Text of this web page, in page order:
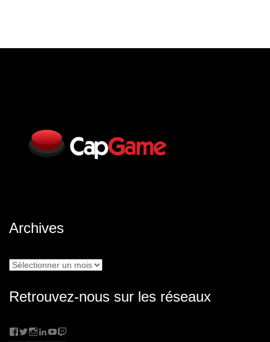
Archives
Archives
Retrouvez-nous sur les réseaux
Facebook
Twitter
Instagram
LinkedIn
YouTube